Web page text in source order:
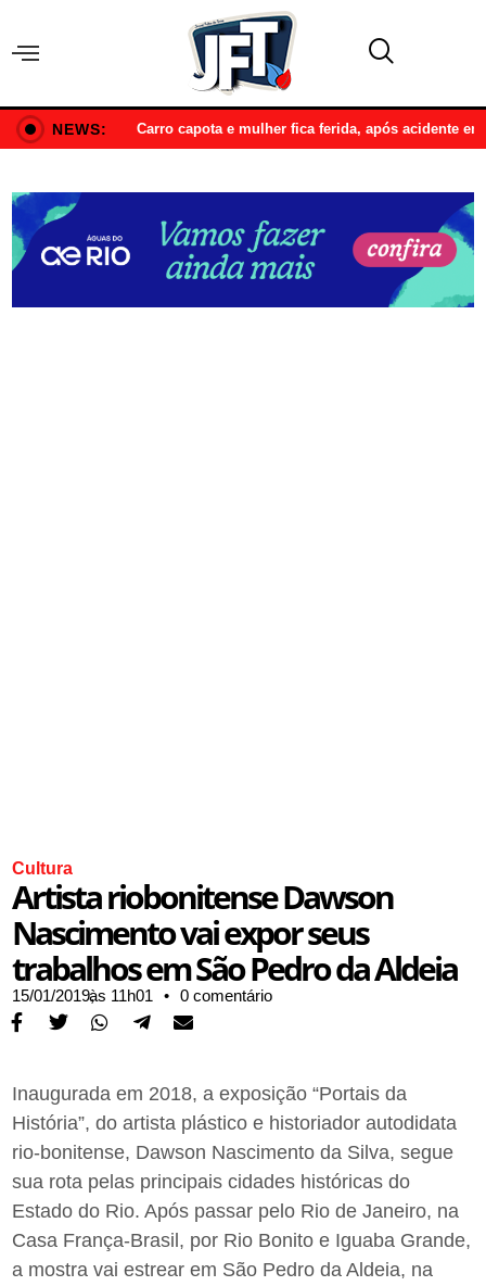
NEWS: Carro capota e mulher fica ferida, após acidente
Cultura
Artista riobonitense Dawson
Nascimento vai expor seus
trabalhos em São Pedro da Aldeia
15/01/2019,às 11h01 • 0 comentário
Inaugurada em 2018, a exposição “Portais da
História”, do artista plástico e historiador autodidata
rio-bonitense, Dawson Nascimento da Silva, segue
sua rota pelas principais cidades históricas do
Estado do Rio. Após passar pelo Rio de Janeiro, na
Casa França-Brasil, por Rio Bonito e Iguaba Grande,
a mostra vai estrear em São Pedro da Aldeia, na